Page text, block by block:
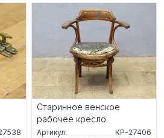
Старинное венское
рабочее кресло
Артикул: КР-27406